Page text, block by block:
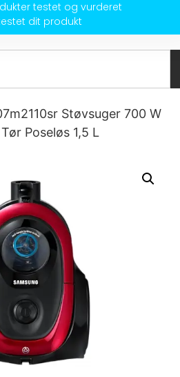
testet og vurderet
dit produkt
Støvsuger 700 W
Poseløs 1,5 L